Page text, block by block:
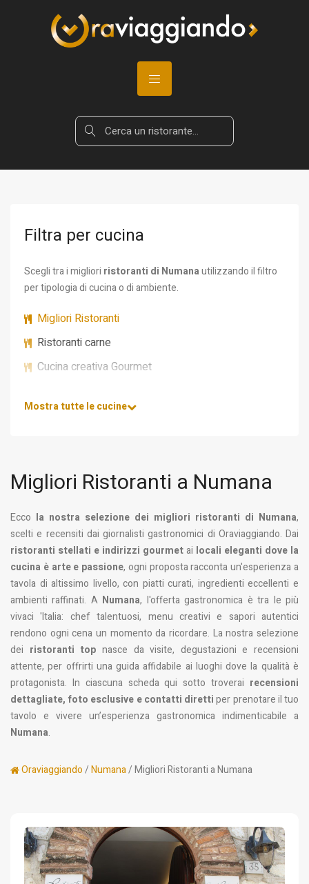
Filtra per cucina
Scegli tra i migliori ristoranti di Numanautilizzando il filtro
per tipologia di cucina o di ambiente.
Migliori Ristoranti
Ristoranti carne
Cucina creativa Gourmet
Mostra tutte le cucine
Migliori Ristoranti a Numana
Ecco la nostra selezione dei migliori ristoranti di Numana,
scelti e recensiti dai giornalisti gastronomici di Oraviaggiando. Dai
ristoranti stellati e indirizzi gourmetai locali eleganti dove la
cucina è arte e passione, ogni proposta racconta un'esperienza a
tavola di altissimo livello, con piatti curati, ingredienti eccellenti e
ambienti raffinati. A Numana, l'offerta gastronomica è tra le più
vivaci 'Italia: chef talentuosi, menu creativi e sapori autentici
rendono ogni cena un momento da ricordare. La nostra selezione
dei ristoranti top nasce da visite, degustazioni e recensioni
attente, per offrirti una guida affidabile ai luoghi dove la qualità è
protagonista. In ciascuna scheda qui sotto troverai recensioni
dettagliate, foto esclusive e contatti direttiper prenotare il tuo
tavolo e vivere un’esperienza gastronomica indimenticabile a
Numana.
Oraviaggiando/Numana/ Migliori Ristoranti a Numana